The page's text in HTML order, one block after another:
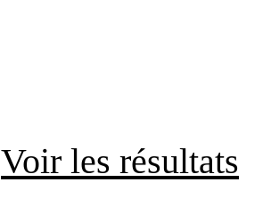
Voir les résultats